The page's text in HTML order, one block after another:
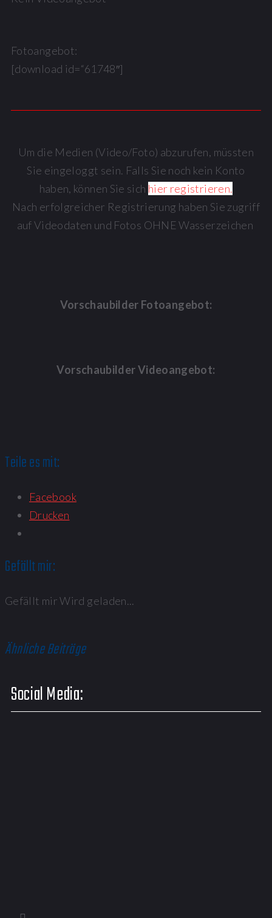
Fotoangebot:
[download id=“61748″]
Um die Medien (Video/Foto) abzurufen, müssten
Sie eingeloggt sein. Falls Sie noch kein Konto
haben, können Sie sich hier registrieren.
Nach erfolgreicher Registrierung haben Sie zugriff
auf Videodaten und Fotos OHNE Wasserzeichen
Vorschaubilder Fotoangebot:
Vorschaubilder Videoangebot:
Teile es mit:
Facebook
Drucken
Gefällt mir:
Gefällt mirWird geladen...
Ähnliche Beiträge
Social Media: